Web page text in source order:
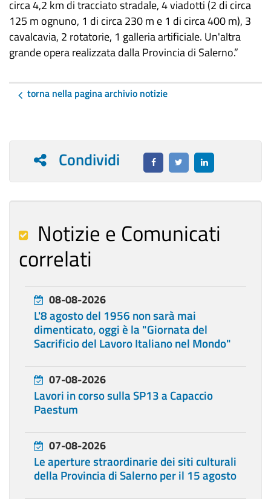
circa 4,2 km di tracciato stradale, 4 viadotti (2 di circa
125 m ognuno, 1 di circa 230 m e 1 di circa 400 m), 3
cavalcavia, 2 rotatorie, 1 galleria artificiale. Un'altra
grande opera realizzata dalla Provincia di Salerno.”
torna nella pagina archivio notizie
Condividi
Notizie e Comunicati
correlati
08-08-2026
L'8 agosto del 1956 non sarà mai
dimenticato, oggi è la "Giornata del
Sacrificio del Lavoro Italiano nel Mondo"
07-08-2026
Lavori in corso sulla SP13 a Capaccio
Paestum
07-08-2026
Le aperture straordinarie dei siti culturali
della Provincia di Salerno per il 15 agosto